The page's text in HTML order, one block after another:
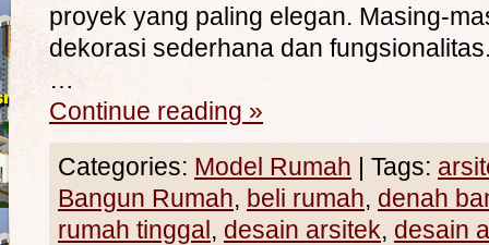
proyek yang paling elegan. Masing-
dekorasi sederhana dan
…
Continue reading »
Categories: Model Rumah | Tags:
Bangun Rumah, beli rumah, denah
rumah tinggal, desain arsitek, desain